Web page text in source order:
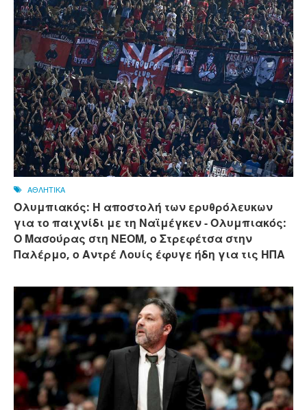
ΑΘΛΗΤΙΚΑ
Ολυμπιακός: Η αποστολή των ερυθρόλευκων
για το παιχνίδι με τη Ναϊμέγκεν - Ολυμπιακός:
Ο Μασούρας στη ΝΕΟΜ, ο Στρεφέτσα στην
Παλέρμο, ο Αντρέ Λουίς έφυγε ήδη για τις ΗΠΑ